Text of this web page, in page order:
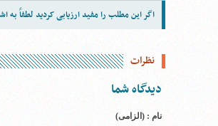
اگر این مطلب را مفید ارزیابی کردید لطفاً به
نظرات
دیدگاه شما
نام : (الزامی)